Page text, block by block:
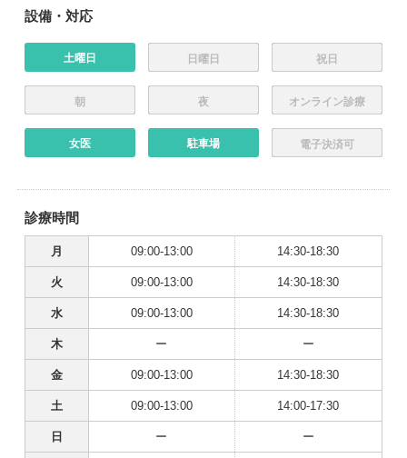
設備・対応
土曜日 日曜日 祝日
朝 夜 オンライン診療
女医 駐車場 電子決済可
診療時間
月 09:00-13:00 14:30-18:30
火 09:00-13:00 14:30-18:30
水 09:00-13:00 14:30-18:30
木 ー ー
金 09:00-13:00 14:30-18:30
土 09:00-13:00 14:00-17:30
日 ー ー